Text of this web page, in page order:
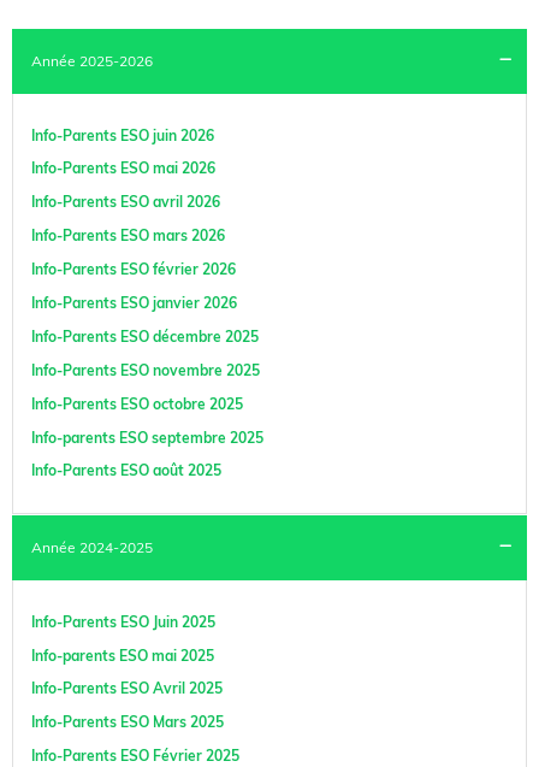
Année 2025-2026
Info-Parents ESO juin 2026
Info-Parents ESO mai 2026
Info-Parents ESO avril 2026
Info-Parents ESO mars 2026
Info-Parents ESO février 2026
Info-Parents ESO janvier 2026
Info-Parents ESO décembre 2025
Info-Parents ESO novembre 2025
Info-Parents ESO octobre 2025
Info-parents ESO septembre 2025
Info-Parents ESO août 2025
Année 2024-2025
Info-Parents ESO Juin 2025
Info-parents ESO mai 2025
Info-Parents ESO Avril 2025
Info-Parents ESO Mars 2025
Info-Parents ESO Février 2025